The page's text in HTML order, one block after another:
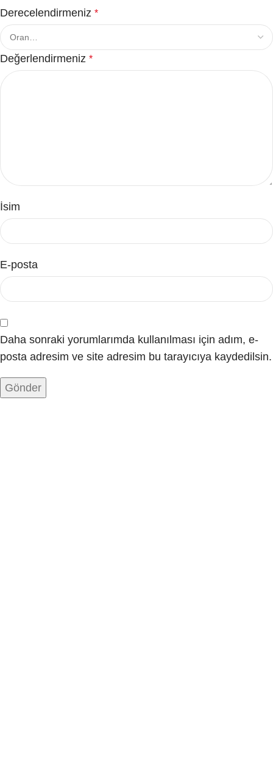
Derecelendirmeniz *
Değerlendirmeniz *
İsim
E-posta
Daha sonraki yorumlarımda kullanılması için adım, e-
posta adresim ve site adresim bu tarayıcıya kaydedilsin.